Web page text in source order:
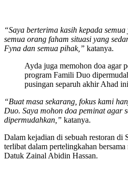
“Saya berterima kasih kepada
semua orang faham situasi yang
Fyna dan semua pihak,” katanya.
Ayda juga memohon doa agar
program Famili Duo
pusingan separuh akhir Ahad
“Buat masa sekarang, fokus kami
Duo. Saya mohon doa peminat agar
dipermudahkan,” katanya.
Dalam kejadian di sebuah restoran di
terlibat dalam pertelingkahan
Datuk Zainal Abidin Hassan.